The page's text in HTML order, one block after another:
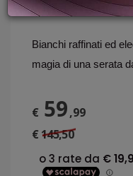
GIFT
CARD
BLOG
ACCEDI
Bianchi raffinati ed
magia di una serata
€ 59,99
€ 145,50